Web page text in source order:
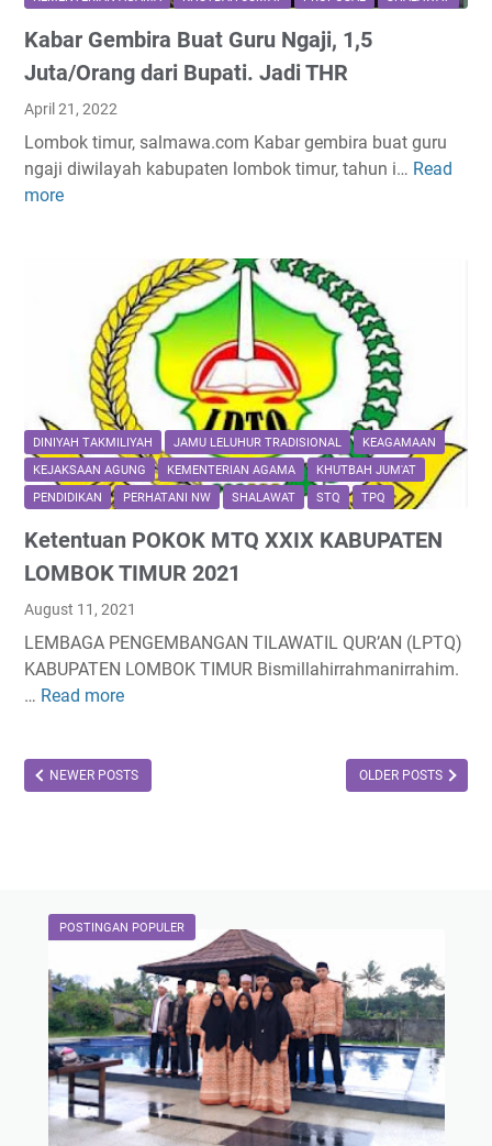
S
A
W
B
a
n
u
a
i
n
i
k
s
J
o
T
k
i
r
W
a
l
i
J
o
w
o
Kabar Gembira Buat Guru Ngaji, 1,5
Juta/Orang dari Bupati. Jadi THR
April 21, 2022
Lombok timur, salmawa.com Kabar gembira buat guru
ngaji diwilayah kabupaten lombok timur, tahun i… Read
more
K
r
a
B
u
a
t
u
r
u
N
j
5
J
t
a
/
O
r
a
DINIYAH TAKMILIYAH JAMU LELUHUR TRADISIONAL
KEAGAMAAN
KEJAKSAAN AGUNG
KEMENTERIAN AGAMA
KHUTBAH JUM'AT
PENDIDIKAN
PERHATANI NW SHALAWAT STQ TPQ
Ketentuan POKOK MTQ XXIX KABUPATEN
LOMBOK TIMUR 2021
August 11, 2021
LEMBAGA PENGEMBANGAN TILAWATIL QUR’AN (LPTQ)
KABUPATEN LOMBOK TIMUR Bismillahirrahmanirrahim.
… Read more
e
P
K
O
K
M
T
Q
NEWER POSTS OLDER POSTS
POSTINGAN POPULER